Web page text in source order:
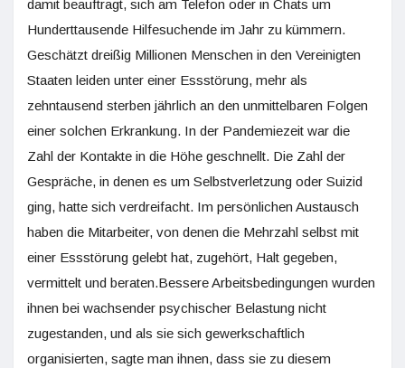
damit beauftragt, sich am Telefon oder in Chats um
Hunderttausende Hilfesuchende im Jahr zu kümmern.
Geschätzt dreißig Millionen Menschen in den Vereinigten
Staaten leiden unter einer Essstörung, mehr als
zehntausend sterben jährlich an den unmittelbaren Folgen
einer solchen Erkrankung. In der Pandemiezeit war die
Zahl der Kontakte in die Höhe geschnellt. Die Zahl der
Gespräche, in denen es um Selbstverletzung oder Suizid
ging, hatte sich verdreifacht. Im persönlichen Austausch
haben die Mitarbeiter, von denen die Mehrzahl selbst mit
einer Essstörung gelebt hat, zugehört, Halt gegeben,
vermittelt und beraten.Bessere Arbeitsbedingungen wurden
ihnen bei wachsender psychischer Belastung nicht
zugestanden, und als sie sich gewerkschaftlich
organisierten, sagte man ihnen, dass sie zu diesem